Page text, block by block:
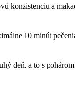
konzistenciu a
10 minút
deň, a to s